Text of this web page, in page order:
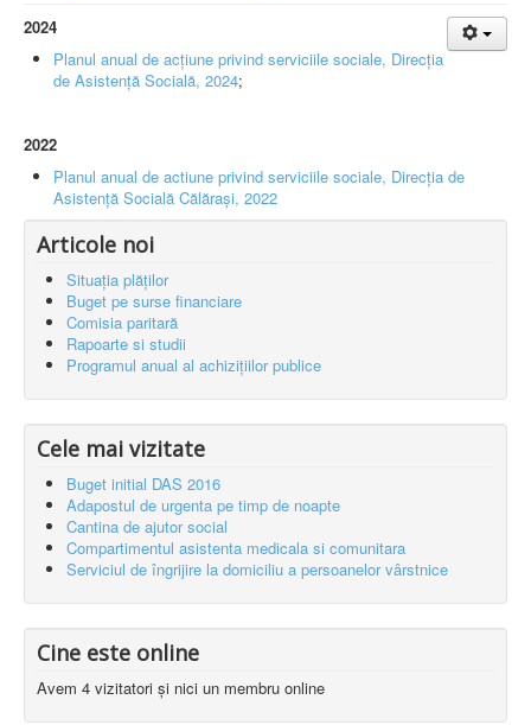
INFORMAŢII DE INTERES PUBLIC
CONTACT
Sunteți aici:
2024
Planul anual de acțiune privind serviciile sociale, Direcția
de Asistență Socială, 2024;
2022
Planul anual de actiune privind serviciile sociale, Direcția de
Asistență Socială Călărași, 2022
Articole noi
Situația plăților
Buget pe surse financiare
Comisia paritară
Rapoarte si studii
Programul anual al achizițiilor publice
Cele mai vizitate
Buget initial DAS 2016
Adapostul de urgenta pe timp de noapte
Cantina de ajutor social
Compartimentul asistenta medicala si comunitara
Serviciul de îngrijire la domiciliu a persoanelor vârstnice
Cine este online
Avem 4 vizitatori și nici un membru online